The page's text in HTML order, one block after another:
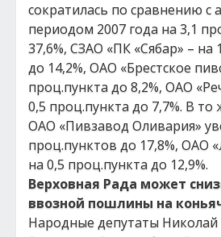
сократилась по сравнению с
периодом 2007 года на 3,1
37,6%, СЗАО «ПК «Сябар» – на
до 14,2%, ОАО «Брестское
проц.пункта до 8,2%, ОАО
0,5 проц.пункта до 7,7%. В то
ОАО «Пивзавод Оливария»
проц.пунктов до 17,8%, ОАО
на 0,5 проц.пункта до 12,9%.
Верховная Рада может
ввозной пошлины на
Народные депутаты Николай